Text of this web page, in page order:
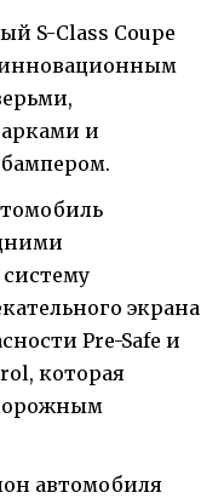
S-Class Coupe
инновационным
и
экрана
Pre-Safe и
которая
автомобиля